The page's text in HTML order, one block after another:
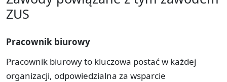
ZUS
Pracownik biurowy
Pracownik biurowy to kluczowa postać w każdej
organizacji, odpowiedzialna za wsparcie